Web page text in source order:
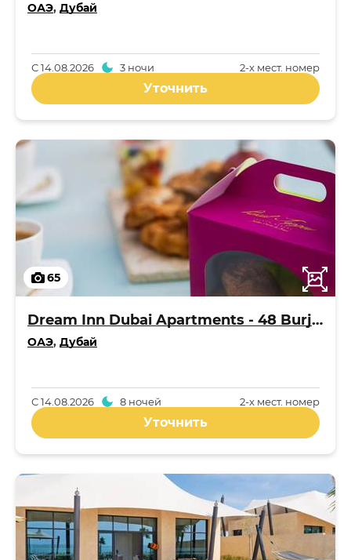
ОАЭ, Дубай
2-x мест. номер
С14.08.2026 3 ночи
Уточнить
65
Dream Inn Dubai Apartments - 48 Burj Gate
ОАЭ, Дубай
2-x мест. номер
С14.08.2026 8 ночей
Уточнить